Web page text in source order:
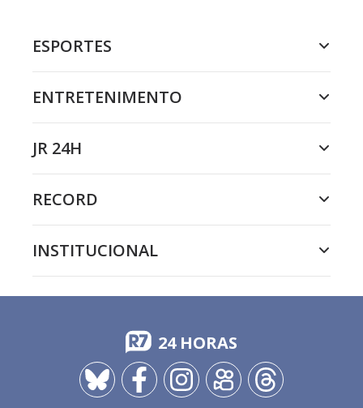
ESPORTES
ENTRETENIMENTO
JR 24H
RECORD
INSTITUCIONAL
24 HORAS